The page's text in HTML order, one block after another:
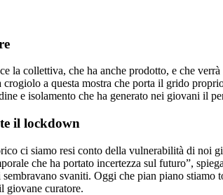
la collettiva, che ha anche prodotto, e che
a questa mostra che porta il grido
e isolamento che ha generato nei giovani il
il lockdown
ci siamo resi conto della vulnerabilità di noi
che ha portato incertezza sul futuro”,
svaniti. Oggi che pian piano
giovane curatore.